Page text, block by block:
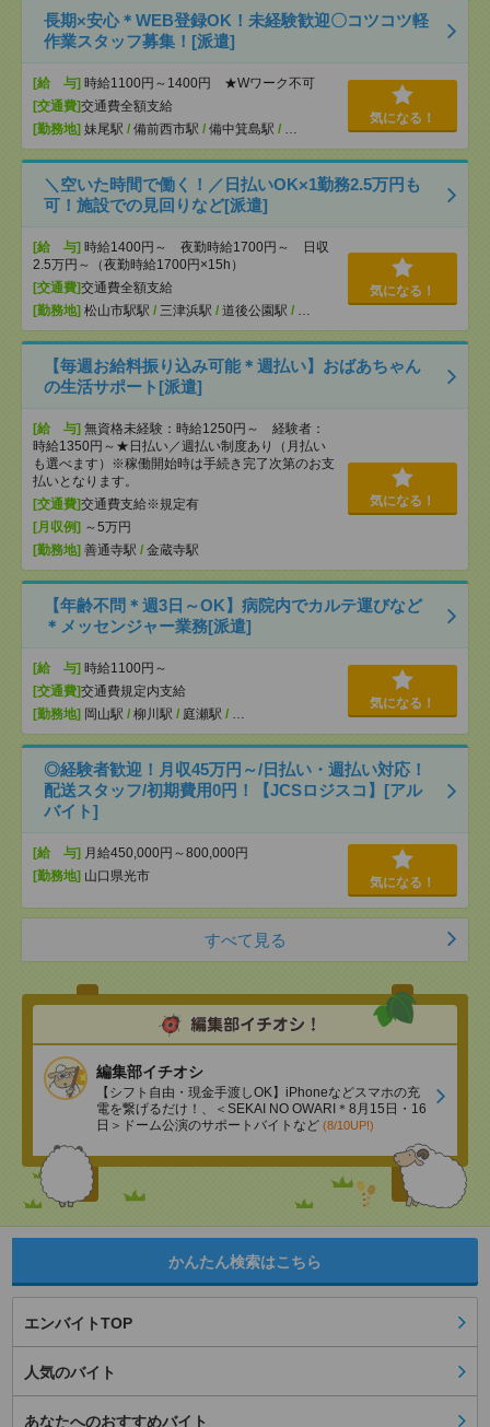
長期×安心＊WEB登録OK！未経験歓迎〇コツコツ軽
作業スタッフ募集！[派遣]
[給 与] 時給1100円～1400円 ★Wワーク不可
[交通費]交通費全額支給
[勤務地] 妹尾駅 / 備前西市駅 / 備中箕島駅 / …
気になる！
＼空いた時間で働く！／日払いOK×1勤務2.5万円も
可！施設での見回りなど[派遣]
[給 与] 時給1400円～ 夜勤時給1700円～ 日収
2.5万円～（夜勤時給1700円×15h）
[交通費]交通費全額支給
[勤務地] 松山市駅駅 / 三津浜駅 / 道後公園駅 / …
気になる！
【毎週お給料振り込み可能＊週払い】おばあちゃん
の生活サポート[派遣]
[給 与] 無資格未経験：時給1250円～ 経験者：
時給1350円～★日払い／週払い制度あり（月払い
も選べます）※稼働開始時は手続き完了次第のお支
払いとなります。
[交通費]交通費支給※規定有
[月収例] ～5万円
[勤務地] 善通寺駅 / 金蔵寺駅
気になる！
【年齢不問＊週3日～OK】病院内でカルテ運びなど
＊メッセンジャー業務[派遣]
[給 与] 時給1100円～
[交通費]交通費規定内支給
[勤務地] 岡山駅 / 柳川駅 / 庭瀬駅 / …
気になる！
◎経験者歓迎！月収45万円～/日払い・週払い対応！
配送スタッフ/初期費用0円！【JCSロジスコ】[アル
バイト]
[給 与] 月給450,000円～800,000円
[勤務地] 山口県光市 気になる！
すべて見る
編集部イチオシ
【シフト自由・現金手渡しOK】iPhoneなどスマホの充
電を繋げるだけ！、＜SEKAI NO OWARI＊8月15日・16
日＞ドーム公演のサポートバイトなど (8/10UP!)
かんたん検索はこちら
エンバイトTOP
人気のバイト
あなたへのおすすめバイト